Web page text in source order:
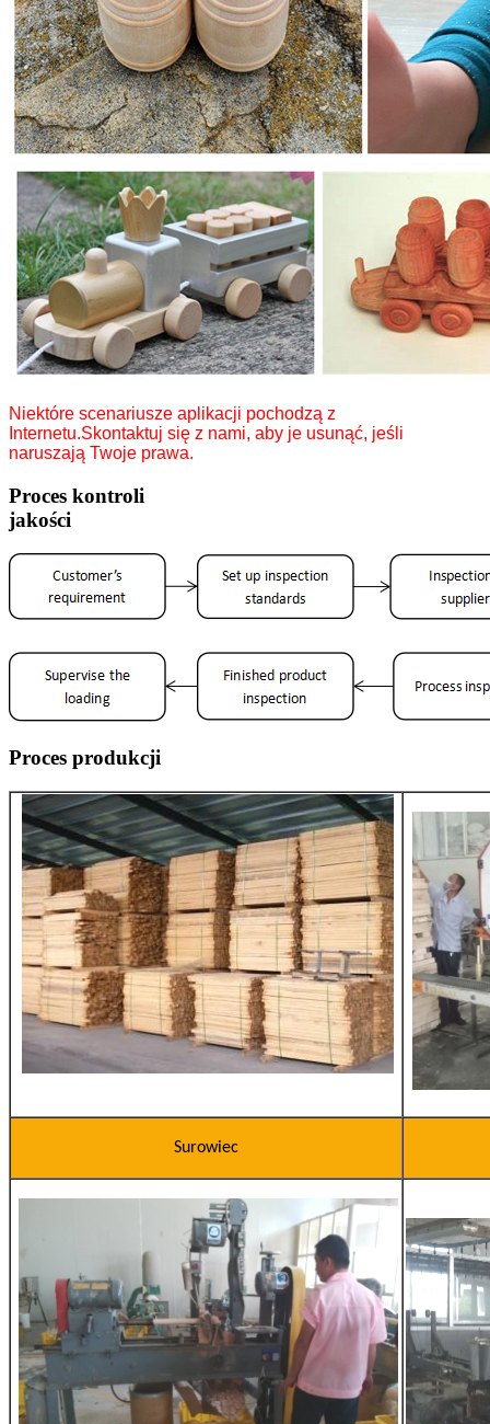
Niektóre scenariusze aplikacji pochodzą z
Internetu.Skontaktuj się z nami, aby je usunąć, jeśli
naruszają Twoje prawa.
Proces kontroli
jakości
Proces produkcji
Surowiec